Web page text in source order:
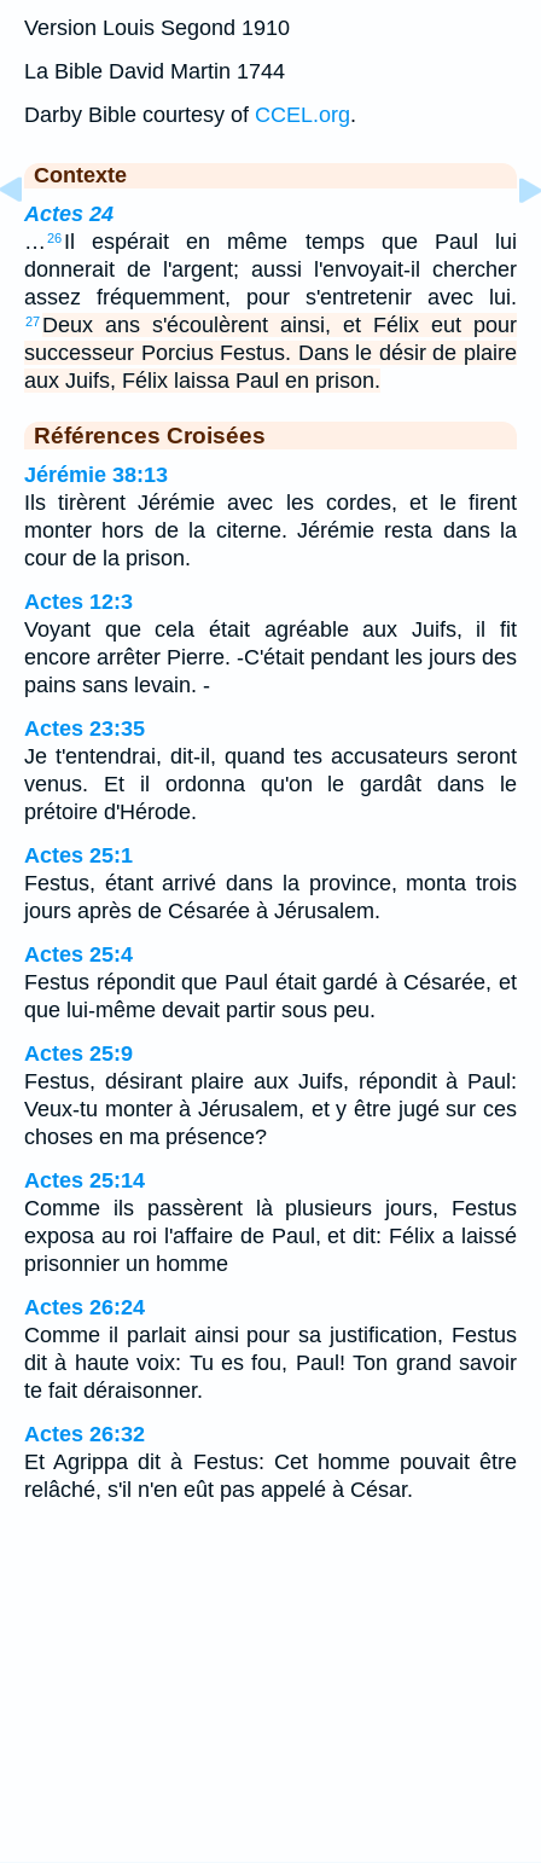
Version Louis Segond 1910
La Bible David Martin 1744
Darby Bible courtesy of CCEL.org.
Contexte
Actes 24
… 26 Il espérait en même temps que Paul lui
donnerait de l'argent; aussi l'envoyait-il chercher
assez fréquemment, pour s'entretenir avec lui.
27 Deux ans s'écoulèrent ainsi, et Félix eut pour
successeur Porcius Festus. Dans le désir de plaire
aux Juifs, Félix laissa Paul en prison.
Références Croisées
Jérémie 38:13
Ils tirèrent Jérémie avec les cordes, et le firent
monter hors de la citerne. Jérémie resta dans la
cour de la prison.
Actes 12:3
Voyant que cela était agréable aux Juifs, il fit
encore arrêter Pierre. -C'était pendant les jours des
pains sans levain. -
Actes 23:35
Je t'entendrai, dit-il, quand tes accusateurs seront
venus. Et il ordonna qu'on le gardât dans le
prétoire d'Hérode.
Actes 25:1
Festus, étant arrivé dans la province, monta trois
jours après de Césarée à Jérusalem.
Actes 25:4
Festus répondit que Paul était gardé à Césarée, et
que lui-même devait partir sous peu.
Actes 25:9
Festus, désirant plaire aux Juifs, répondit à Paul:
Veux-tu monter à Jérusalem, et y être jugé sur ces
choses en ma présence?
Actes 25:14
Comme ils passèrent là plusieurs jours, Festus
exposa au roi l'affaire de Paul, et dit: Félix a laissé
prisonnier un homme
Actes 26:24
Comme il parlait ainsi pour sa justification, Festus
dit à haute voix: Tu es fou, Paul! Ton grand savoir
te fait déraisonner.
Actes 26:32
Et Agrippa dit à Festus: Cet homme pouvait être
relâché, s'il n'en eût pas appelé à César.